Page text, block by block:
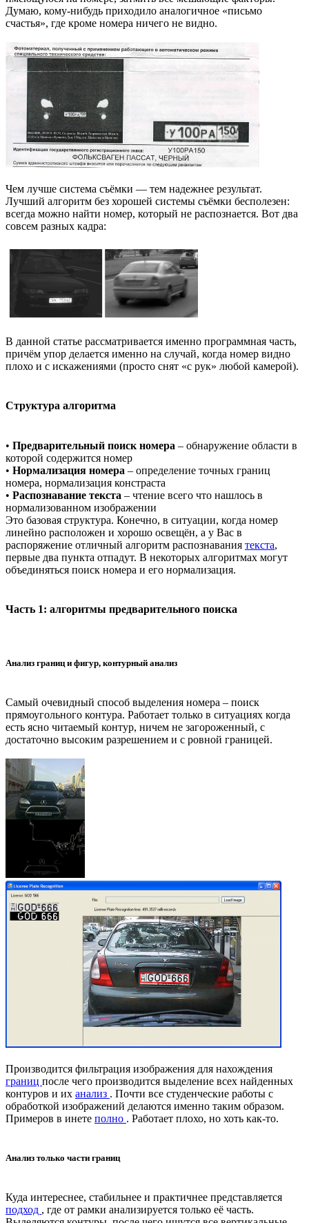
Думаю, кому-нибудь приходило аналогичное «письмо
счастья», где кроме номера ничего не видно.
Чем лучше система съёмки — тем надежнее результат.
Лучший алгоритм без хорошей системы съёмки бесполезен:
всегда можно найти номер, который не распознается. Вот два
совсем разных кадра:
В данной статье рассматривается именно программная часть,
причём упор делается именно на случай, когда номер видно
плохо и с искажениями (просто снят «с рук» любой камерой).
Структура алгоритма
• Предварительный поиск номера – обнаружение области в
которой содержится номер
• Нормализация номера – определение точных границ
номера, нормализация констраста
• Распознавание текста – чтение всего что нашлось в
нормализованном изображении
Это базовая структура. Конечно, в ситуации, когда номер
линейно расположен и хорошо освещён, а у Вас в
распоряжение отличный алгоритм распознавания текста,
первые два пункта отпадут. В некоторых алгоритмах могут
объединяться поиск номера и его нормализация.
Часть 1: алгоритмы предварительного поиска
Анализ границ и фигур, контурный анализ
Самый очевидный способ выделения номера – поиск
прямоугольного контура. Работает только в ситуациях когда
есть ясно читаемый контур, ничем не загороженный, с
достаточно высоким разрешением и с ровной границей.
Производится фильтрация изображения для нахождения
границ после чего производится выделение всех найденных
контуров и их анализ . Почти все студенческие работы с
обработкой изображений делаются именно таким образом.
Примеров в инете полно . Работает плохо, но хоть как-то.
Анализ только части границ
Куда интереснее, стабильнее и практичнее представляется
подход , где от рамки анализируется только её часть.